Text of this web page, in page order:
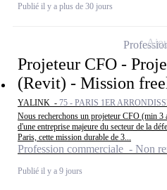
Publié il y a plus de 30 jours
Projeteur CFO -
(Revit) - Mission
YALINK - 75 - PARIS 1ER
Nous recherchons un projeteur CFO (min 3
d'une entreprise majeure du secteur de la
Paris, cette mission durable de 3...
Profession commerciale - Non
Publié il y a 9 jours